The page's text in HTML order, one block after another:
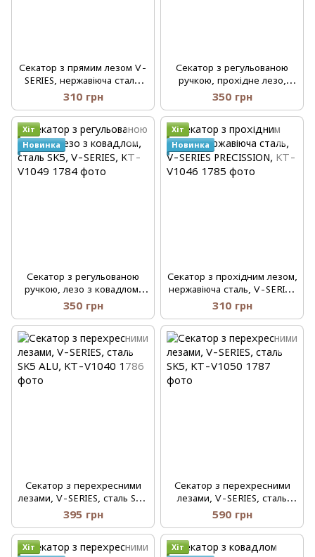
Секатор з прямим лезом V-
SERIES, нержавіюча сталь,
KT-V1047
310 грн
Секатор з регульованою
ручкою, прохідне лезо,
сталь SK5, V-SERIES, KT-
V1048
350 грн
Хіт
Новинка
Секатор з регульованою
ручкою, лезо з ковадлом,
сталь SK5, V-SERIES, KT-
V1049
350 грн
Хіт
Новинка
Секатор з прохідним лезом,
нержавіюча сталь, V-SERIES
PRECISSION, KT-V1046
310 грн
Секатор з перехресними
лезами, V-SERIES, сталь SK5
ALU, KT-V1040
395 грн
Секатор з перехресними
лезами, V-SERIES, сталь
SK5, KT-V1050
590 грн
Хіт
Хіт